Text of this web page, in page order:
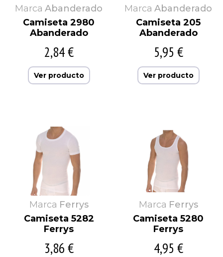
Marca Abanderado
Camiseta 2980
Abanderado
2,84 €
Ver producto
Marca Abanderado
Camiseta 205
Abanderado
5,95 €
Ver producto
Marca Ferrys
Camiseta 5282
Ferrys
3,86 €
Marca Ferrys
Camiseta 5280
Ferrys
4,95 €